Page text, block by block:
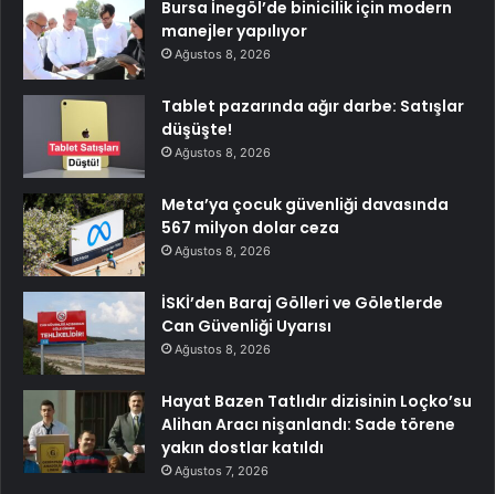
Bursa İnegöl’de binicilik için modern
manejler yapılıyor
Ağustos 8, 2026
Tablet pazarında ağır darbe: Satışlar
düşüşte!
Ağustos 8, 2026
Meta’ya çocuk güvenliği davasında
567 milyon dolar ceza
Ağustos 8, 2026
İSKİ’den Baraj Gölleri ve Göletlerde
Can Güvenliği Uyarısı
Ağustos 8, 2026
Hayat Bazen Tatlıdır dizisinin Loçko’su
Alihan Aracı nişanlandı: Sade törene
yakın dostlar katıldı
Ağustos 7, 2026